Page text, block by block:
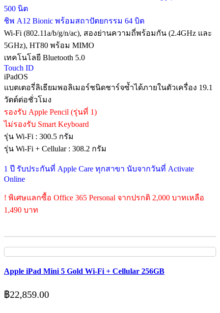
500 นิต
ชิพ A12 Bionic พร้อมสถาปัตยกรรม 64 บิต
Wi-Fi (802.11a/b/g/n/ac), สองย่านความถี่พร้อมกัน (2.4GHz และ
5GHz), HT80 พร้อม MIMO
เทคโนโลยี Bluetooth 5.0
Touch ID
iPadOS
แบตเตอรี่ลิเธียมพอลิเมอร์ชนิดชาร์จซ้ำได้ภายในตัวเครื่อง 19.1
วัตต์ต่อชั่วโมง
รองรับ Apple Pencil (รุ่นที่ 1)
ไม่รองรับ Smart Keyboard
รุ่น Wi-Fi : 300.5 กรัม
รุ่น Wi-Fi + Cellular : 308.2 กรัม
1 ปี รับประกันที่ Apple Care ทุกสาขา นับจากวันที่ Activate
Online
! พิเศษแลกซื้อ Office 365 Personal จากปรกติ 2,000 บาทเหลือ
1,490 บาท
Apple iPad Mini 5 Gold Wi-Fi + Cellular 256GB
฿22,859.00